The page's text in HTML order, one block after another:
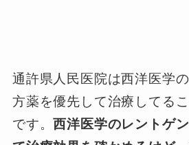
通許県人民医院は西洋医学
方薬を優先して治療してる
です。西洋医学のレントゲ